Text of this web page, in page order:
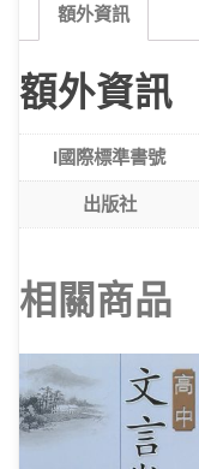
(散
文)
數
量
額外資訊
額外資訊
I國際標準書號
出版社
相關商品